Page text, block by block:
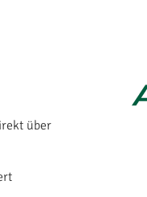
über